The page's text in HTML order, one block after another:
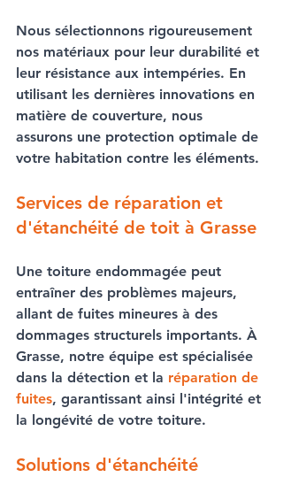
Nous sélectionnons rigoureusement
nos matériaux pour leur durabilité et
leur résistance aux intempéries. En
utilisant les dernières innovations en
matière de couverture, nous
assurons une protection optimale de
votre habitation contre les éléments.
Services de réparation et
d'étanchéité de toit à Grasse
Une toiture endommagée peut
entraîner des problèmes majeurs,
allant de fuites mineures à des
dommages structurels importants. À
Grasse, notre équipe est spécialisée
dans la détection et la réparation de
fuites, garantissant ainsi l'intégrité et
la longévité de votre toiture.
Solutions d'étanchéité